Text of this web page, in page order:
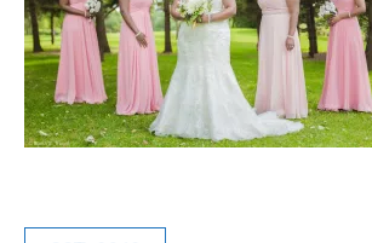
Blue
Equilibre
Renaissance
Navigation